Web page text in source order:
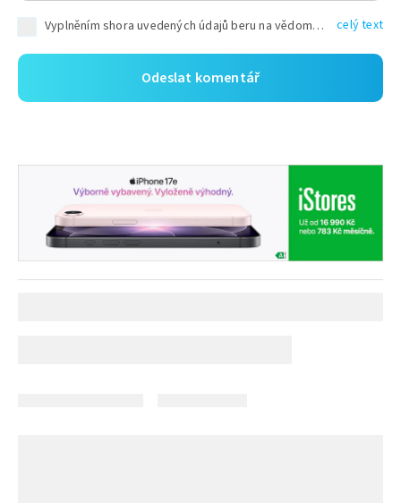
Vyplněním shora uvedených údajů beru na vědomí, že společnost TEXT FACTORY s.r.o., sídlem Brno, Durďákova 336/29, Černá Pole, PSČ: 613 00, IČ: 06157831, zapsané u Krajského soudu v Brně, oddíl C, vložka 100399, bude zpracovávat mé osobní údaje uvedené v rámci mnou vyplněného registračního formuláře na základě oprávněných zájmů TEXT FACTORY s.r.o. dle čl. 6 odst. 1 písm. f) GDPR a pro splnění právních povinností (čl. 6 odst. 1 písm. c) GDPR), a to pro tyto účely: nezbytnost zajistit oprávnění návštěvníka webových stránek provozovaných společností TEXT FACTORY s.r.o. přispívat aktivně ke zveřejněným článkům nebo v rámci diskusních fór a výkon práv TEXT FACTORY s.r.o. jako administrátora těchto diskusních fór. Více informací o zpracování osobních údajů a právech lze nalézt v celý text